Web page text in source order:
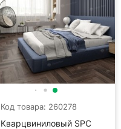
Код товара: 260278
Кварцвиниловый SPC